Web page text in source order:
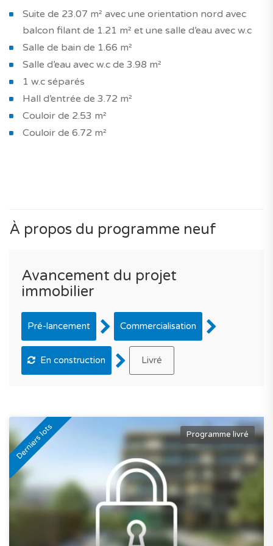
Suite de 23.07 m² avec une orientation nord avec
balcon filant de 1.21 m² et une salle d’eau avec w.c
Salle de bain de 1.66 m²
Salle d’eau avec w.c de 3.98 m²
1 w.c séparés
Hall d’entrée de 3.72 m²
Couloir de 2.53 m²
Couloir de 6.72 m²
À propos du programme neuf
Avancement du projet
immobilier
Pré-lancement Commercialisation
En construction Livré
Derniers lots Programme livré